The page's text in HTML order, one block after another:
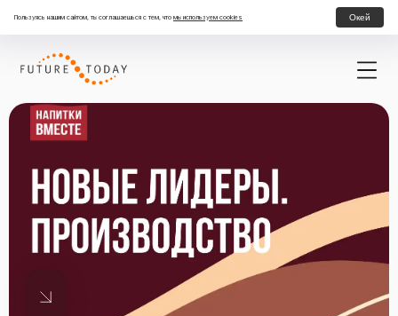
Пользуясь нашим сайтом, ты соглашаешься с тем, что мы используем cookies Окей
Стажировка в Бизнес-Сервис Центре